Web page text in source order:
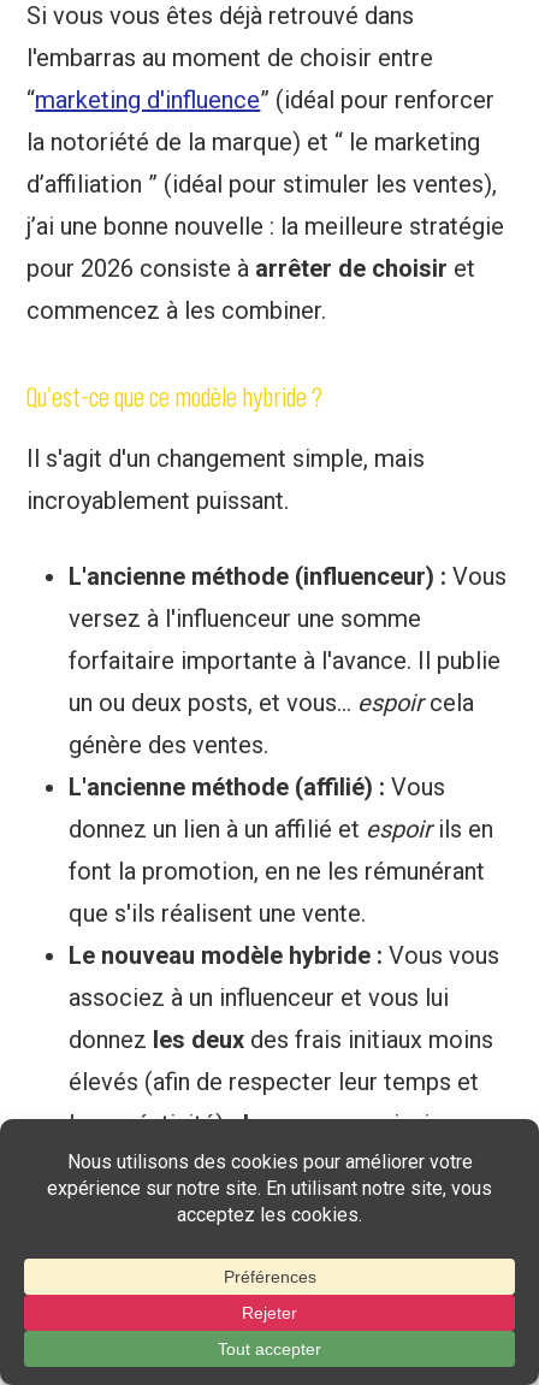
Si vous vous êtes déjà retrouvé dans
l'embarras au moment de choisir entre
“marketing d'influence” (idéal pour renforcer
la notoriété de la marque) et “ le marketing
d’affiliation ” (idéal pour stimuler les ventes),
j’ai une bonne nouvelle : la meilleure stratégie
pour 2026 consiste à arrêter de choisir et
commencez à les combiner.
Qu'est-ce que ce modèle hybride ?
Il s'agit d'un changement simple, mais
incroyablement puissant.
L'ancienne méthode (influenceur) : Vous
versez à l'influenceur une somme
forfaitaire importante à l'avance. Il publie
un ou deux posts, et vous... espoircela
génère des ventes.
L'ancienne méthode (affilié) : Vous
donnez un lien à un affilié et espoirils en
font la promotion, en ne les rémunérant
que s'ils réalisent une vente.
Le nouveau modèle hybride : Vous vous
associez à un influenceur et vous lui
donnez les deux des frais initiaux moins
élevés (afin de respecter leur temps et
leur créativité)plusune commission sur
chaque vente qu'ils génèrent grâce à leur
lien d'affiliation unique ou leur code de
C'est la combinaison idéale : vous bénéficiez
du contenu authentique et de l'avis fiable de